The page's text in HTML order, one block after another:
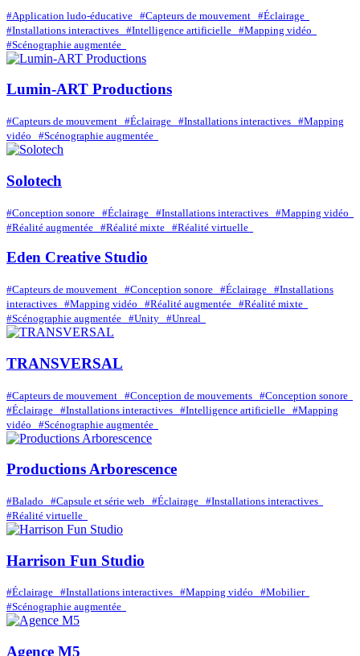
#Application ludo-éducative #Capteurs de mouvement #Éclairage
#Installations interactives #Intelligence artificielle #Mapping vidéo
#Scénographie augmentée
Lumin-ART Productions
#Capteurs de mouvement #Éclairage #Installations interactives #Mapping
vidéo #Scénographie augmentée
Solotech
#Conception sonore #Éclairage #Installations interactives #Mapping vidéo
#Réalité augmentée #Réalité mixte #Réalité virtuelle
Eden Creative Studio
#Capteurs de mouvement #Conception sonore #Éclairage #Installations
interactives #Mapping vidéo #Réalité augmentée #Réalité mixte
#Scénographie augmentée #Unity #Unreal
TRANSVERSAL
#Capteurs de mouvement #Conception de mouvements #Conception sonore
#Éclairage #Installations interactives #Intelligence artificielle #Mapping
vidéo #Scénographie augmentée
Productions Arborescence
#Balado #Capsule et série web #Éclairage #Installations interactives
#Réalité virtuelle
Harrison Fun Studio
#Éclairage #Installations interactives #Mapping vidéo #Mobilier
#Scénographie augmentée
Agence M5